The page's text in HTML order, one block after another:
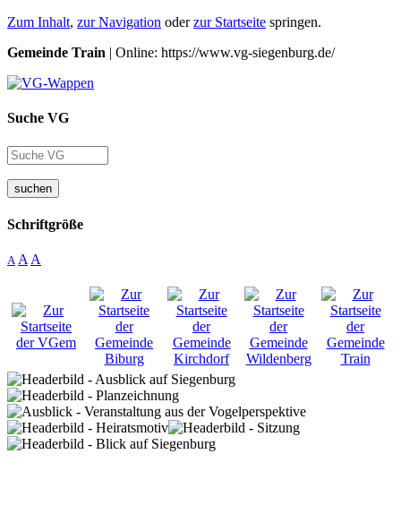
Zum Inhalt, zur Navigation oderzur Startseite springen.
Gemeinde Train | Online: https://www.vg-siegenburg.de/
Suche VG
suchen
Schriftgröße
A A A